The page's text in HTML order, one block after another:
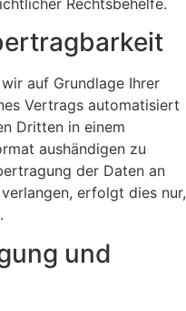
auf Grundlage Ihrer
Vertrags automatisiert
Dritten in einem
aushändigen zu
der Daten an
erfolgt dies nur,
und